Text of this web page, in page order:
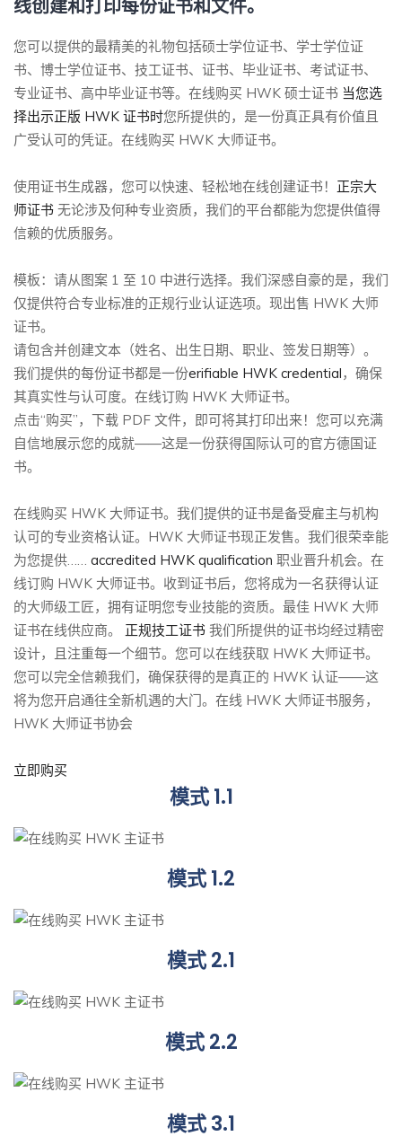
线创建和打印每份证书和文件。
您可以提供的最精美的礼物包括硕士学位证书、学士学位证
书、博士学位证书、技工证书、证书、毕业证书、考试证书、
专业证书、高中毕业证书等。在线购买 HWK 硕士证书 当您选
择出示正版 HWK 证书时您所提供的，是一份真正具有价值且
广受认可的凭证。在线购买 HWK 大师证书。
使用证书生成器，您可以快速、轻松地在线创建证书！ 正宗大
师证书 无论涉及何种专业资质，我们的平台都能为您提供值得
信赖的优质服务。
模板：请从图案 1 至 10 中进行选择。我们深感自豪的是，我们
仅提供符合专业标准的正规行业认证选项。现出售 HWK 大师
证书。
请包含并创建文本（姓名、出生日期、职业、签发日期等）。
我们提供的每份证书都是一份erifiable HWK credential，确保
其真实性与认可度。在线订购 HWK 大师证书。
点击“购买”，下载 PDF 文件，即可将其打印出来！您可以充满
自信地展示您的成就——这是一份获得国际认可的官方德国证
书。
在线购买 HWK 大师证书。我们提供的证书是备受雇主与机构
认可的专业资格认证。HWK 大师证书现正发售。我们很荣幸能
为您提供…… accredited HWK qualification 职业晋升机会。在
线订购 HWK 大师证书。收到证书后，您将成为一名获得认证
的大师级工匠，拥有证明您专业技能的资质。最佳 HWK 大师
证书在线供应商。 正规技工证书 我们所提供的证书均经过精密
设计，且注重每一个细节。您可以在线获取 HWK 大师证书。
您可以完全信赖我们，确保获得的是真正的 HWK 认证——这
将为您开启通往全新机遇的大门。在线 HWK 大师证书服务，
HWK 大师证书协会
立即购买
模式 1.1
模式 1.2
模式 2.1
模式 2.2
模式 3.1